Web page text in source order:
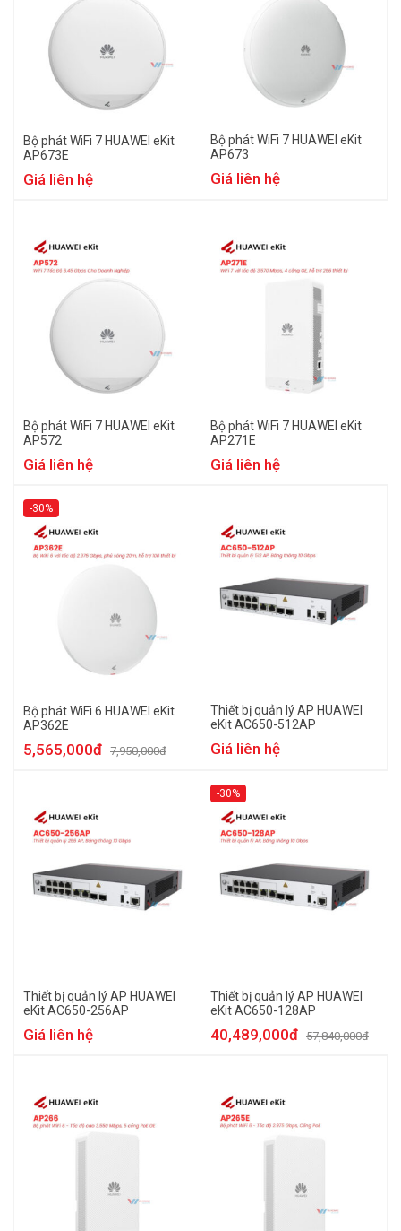
Bộ phát WiFi 7 HUAWEI eKit
AP673E
Giá liên hệ
Bộ phát WiFi 7 HUAWEI eKit
AP673
Giá liên hệ
Bộ phát WiFi 7 HUAWEI eKit
AP572
Giá liên hệ
Bộ phát WiFi 7 HUAWEI eKit
AP271E
Giá liên hệ
-30%
Bộ phát WiFi 6 HUAWEI eKit
AP362E
5,565,000đ 7,950,000đ
Thiết bị quản lý AP HUAWEI
eKit AC650-512AP
Giá liên hệ
Thiết bị quản lý AP HUAWEI
eKit AC650-256AP
Giá liên hệ
-30%
Thiết bị quản lý AP HUAWEI
eKit AC650-128AP
40,489,000đ 57,840,000đ